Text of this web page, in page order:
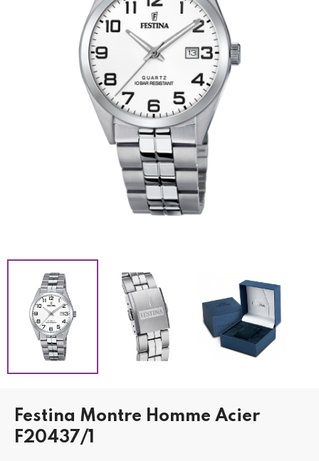
Festina Montre Homme Acier
F20437/1